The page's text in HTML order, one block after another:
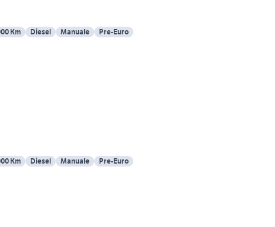
Km Diesel Manuale Pre-Euro
Km Diesel Manuale Pre-Euro